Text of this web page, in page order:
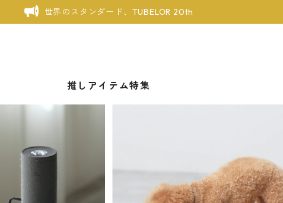
世界のスタンダード、TUBELOR 20th
推しアイテム特集